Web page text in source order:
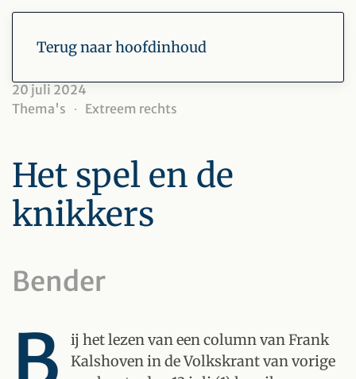
Terug naar hoofdinhoud
20 juli 2024
Thema's
Extreem rechts
Het spel en de
knikkers
Bender
ij het lezen van een column van Frank
Kalshoven in de Volkskrant van vorige